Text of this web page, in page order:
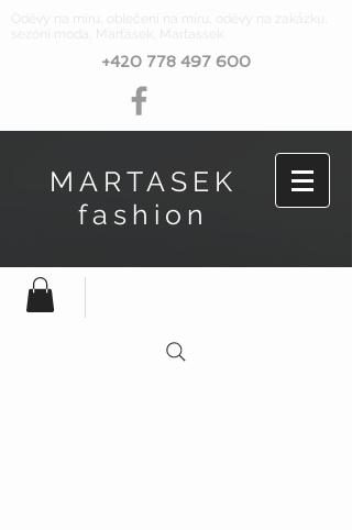
Oděvy na míru, oblečení na míru, oděvy na zakázku,
sezóní móda, Marťásek, Martassek
+420 778 497 600
MARTASEK
fashion